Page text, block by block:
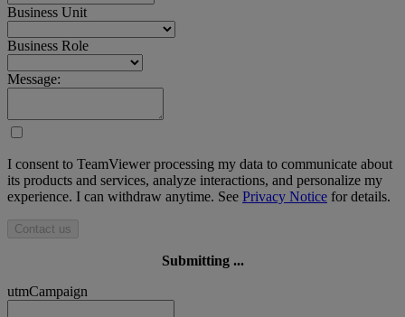
Business Unit
Business Role
Message:
I consent to TeamViewer processing my data to communicate about
its products and services, analyze interactions, and personalize my
experience. I can withdraw anytime. See Privacy Notice for details.
Contact us
Submitting ...
utmCampaign